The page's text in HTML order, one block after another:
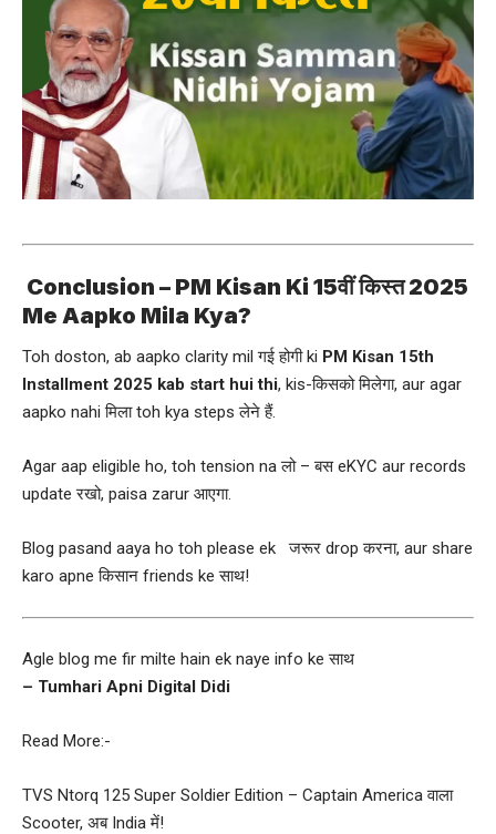
Conclusion – PM Kisan Ki 15वीं किस्त 2025
Me Aapko Mila Kya?
Toh doston, ab aapko clarity mil गई होगी ki PM Kisan 15th
Installment 2025 kab start hui thi, kis-किसको मिलेगा, aur agar
aapko nahi मिला toh kya steps लेने हैं.
Agar aap eligible ho, toh tension na लो – बस eKYC aur records
update रखो, paisa zarur आएगा.
Blog pasand aaya ho toh please ek जरूर drop करना, aur share
karo apne किसान friends ke साथ!
Agle blog me fir milte hain ek naye info ke साथ
– Tumhari Apni Digital Didi
Read More:-
TVS Ntorq 125 Super Soldier Edition – Captain America वाला
Scooter, अब India में!